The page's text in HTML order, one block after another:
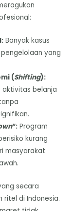
Banyak kasus
yang
(Shifting):
aktivitas belanja
“: Program
kurang
masyarakat
secara
di Indonesia.